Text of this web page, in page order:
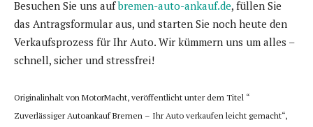
Besuchen Sie uns aufbremen-auto-ankauf.de, füllen Sie
das Antragsformular aus, und starten Sie noch heute den
Verkaufsprozess für Ihr Auto. Wir kümmern uns um alles –
schnell, sicher und stressfrei!
Originalinhalt von MotorMacht, veröffentlicht unter dem Titel “
Zuverlässiger Autoankauf Bremen – Ihr Auto verkaufen leicht gemacht“,